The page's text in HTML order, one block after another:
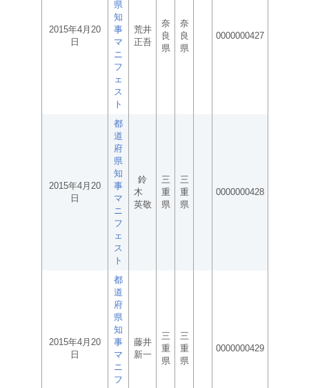
2015年4月20
日
県
知
事
マ
ニ
フ
ェ
ス
ト
荒井
正吾
奈
良
県
奈
良
県
0000000427
2015年4月20
日
都
道
府
県
知
事
マ
ニ
フ
ェ
ス
ト
鈴
木
英敬
三
重
県
三
重
県
0000000428
2015年4月20
日
都
道
府
県
知
事
マ
ニ
フ
藤井
新一
三
重
県
三
重
県
0000000429